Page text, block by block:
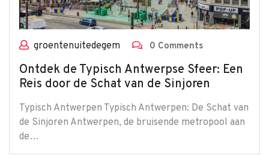
groentenuitedegem 0 Comments
Ontdek de Typisch Antwerpse Sfeer: Een
Reis door de Schat van de Sinjoren
Typisch Antwerpen Typisch Antwerpen: De Schat van
de Sinjoren Antwerpen, de bruisende metropool aan
de…